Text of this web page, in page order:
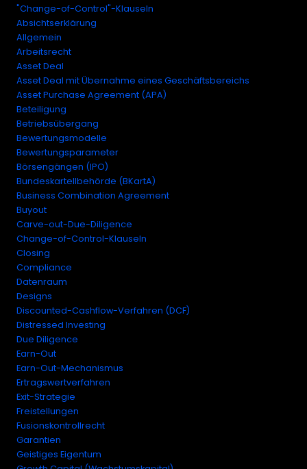
"Change-of-Control"-Klauseln
Absichtserklärung
Allgemein
Arbeitsrecht
Asset Deal
Asset Deal mit Übernahme eines Geschäftsbereichs
Asset Purchase Agreement (APA)
Beteiligung
Betriebsübergang
Bewertungsmodelle
Bewertungsparameter
Börsengängen (IPO)
Bundeskartellbehörde (BKartA)
Business Combination Agreement
Buyout
Carve-out-Due-Diligence
Change-of-Control-Klauseln
Closing
Compliance
Datenraum
Designs
Discounted-Cashflow-Verfahren (DCF)
Distressed Investing
Due Diligence
Earn-Out
Earn-Out-Mechanismus
Ertragswertverfahren
Exit-Strategie
Freistellungen
Fusionskontrollrecht
Garantien
Geistiges Eigentum